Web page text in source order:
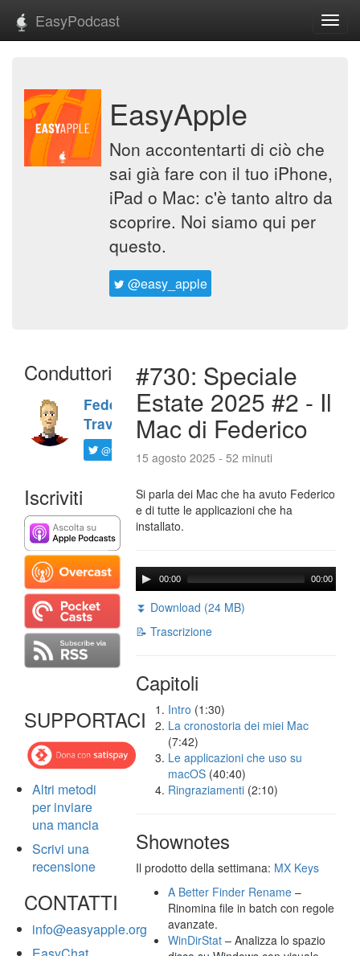
EasyPodcast
EasyApple
Non accontentarti di ciò che
sai già fare con il tuo iPhone,
iPad o Mac: c'è tanto altro da
scoprire. Noi siamo qui per
questo.
@easy_apple
Conduttori
Federico
Travaini
@ftrava
Iscriviti
SUPPORTACI
Altri metodi
per inviare
una mancia
Scrivi una
recensione
CONTATTI
info@easyapple.org
#730: Speciale
Estate 2025 #2 - Il
Mac di Federico
15 agosto 2025 - 52 minuti
Si parla dei Mac che ha avuto Federico
e di tutte le applicazioni che ha
installato.
00:00 00:00
⏬ Download (24 MB)
📝 Trascrizione
Capitoli
Intro (1:30)
La cronostoria dei miei Mac
(7:42)
Le applicazioni che uso su
macOS (40:40)
Ringraziamenti (2:10)
Shownotes
Il prodotto della settimana: MX Keys
A Better Finder Rename –
Rinomina file in batch con regole
avanzate.
WinDirStat – Analizza lo spazio